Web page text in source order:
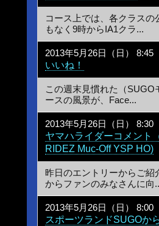
コース上では、各クラス
もなく9時からIA1クラ...
2013年5月26日（日） 8:45
いいね！
この週末見慣れた（
ースの風景が、Face...
2013年5月26日（日） 8:30
ヤマハライダーコメント
RIDEZ Muc-Off YSP HO)
昨日のエントリーからご
からファンのみなさんに向
2013年5月26日（日） 8:00
スポーツランドSUGOか